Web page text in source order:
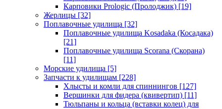
Карповики Prologic (Пролоджик) [19]
Жерлицы [32]
Поплавочные удилища [32]
Поплавочные удилища Kosadaka (Косадака)
[21]
Поплавочные удилища Scorana (Скорана)
[11]
Морские удилища [5]
Запчасти к удилищам [228]
Хлысты и комли для спиннингов [127]
Вершинки для фидера (квивертип) [11]
Тюльпаны и кольца (вставки колец) для